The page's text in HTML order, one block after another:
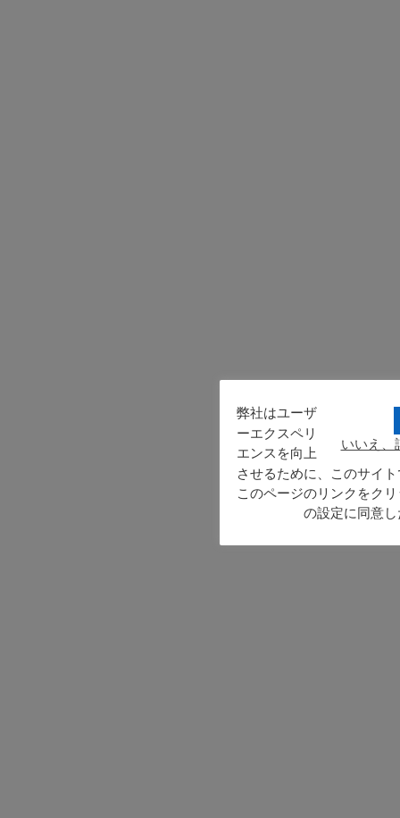
いいえ、
弊社はユーザ
ーエクスペリ
エンスを向上
させるために、このサイ
このページのリンクをク
の設定に同意